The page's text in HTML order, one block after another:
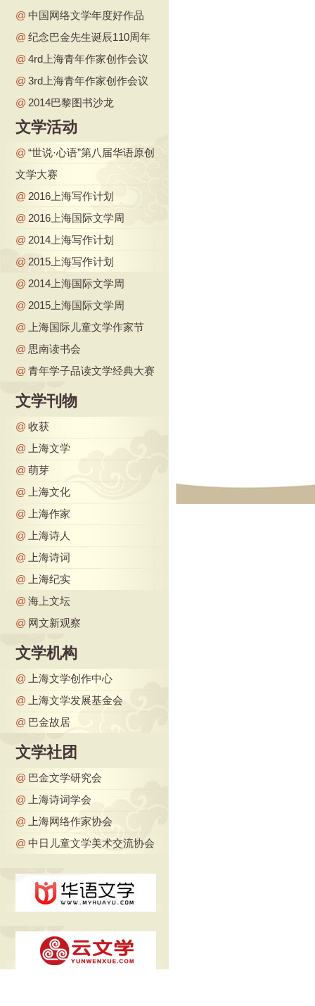
@ 中国网络文学年度好作品
@ 纪念巴金先生诞辰110周年
@ 4rd上海青年作家创作会议
@ 3rd上海青年作家创作会议
@ 2014巴黎图书沙龙
文学活动
@ “世说·心语”第八届华语原创
文学大赛
@ 2016上海写作计划
@ 2016上海国际文学周
@ 2014上海写作计划
@ 2015上海写作计划
@ 2014上海国际文学周
@ 2015上海国际文学周
@
上海国际儿童文学作家节
@ 思南读书会
@ 青年学子品读文学经典大赛
文学刊物
@ 收获
@
上海文学
@ 萌芽
@
上海文化
@
上海作家
@
上海诗人
@
上海诗词
@
上海纪实
@ 海上文坛
@ 网文新观察
文学机构
@
上海文学创作中心
@
上海文学发展基金会
@ 巴金故居
文学社团
@ 巴金文学研究会
@
上海诗词学会
@
上海网络作家协会
@ 中日儿童文学美术交流协会